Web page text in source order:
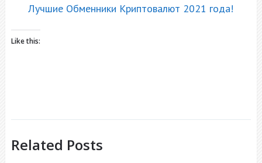
Лучшие Обменники Криптовалют 2021 года!
Like this:
Related Posts